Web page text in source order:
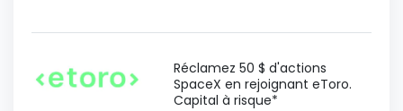
Réclamez 50 $ d'actions
SpaceX en rejoignant eToro.
Capital à risque*